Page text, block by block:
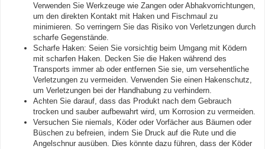
Verwenden Sie Werkzeuge wie Zangen oder Abhakvorrichtungen,
um den direkten Kontakt mit Haken und Fischmaul zu
minimieren. So verringern Sie das Risiko von Verletzungen durch
scharfe Gegenstände.
Scharfe Haken: Seien Sie vorsichtig beim Umgang mit Ködern
mit scharfen Haken. Decken Sie die Haken während des
Transports immer ab oder entfernen Sie sie, um versehentliche
Verletzungen zu vermeiden. Verwenden Sie einen Hakenschutz,
um Verletzungen bei der Handhabung zu verhindern.
Achten Sie darauf, dass das Produkt nach dem Gebrauch
trocken und sauber aufbewahrt wird, um Korrosion zu vermeiden.
Versuchen Sie niemals, Köder oder Vorfächer aus Bäumen oder
Büschen zu befreien, indem Sie Druck auf die Rute und die
Angelschnur ausüben. Dies könnte dazu führen, dass der Köder